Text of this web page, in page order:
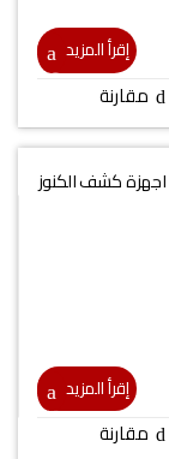
إقرأ المزيد
مقارنة
اجهزة كشف الكنوز
إقرأ المزيد
مقارنة